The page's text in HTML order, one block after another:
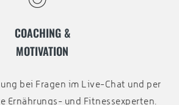
COACHING &
MOTIVATION
bei Fragen im Live-Chat und per
Ernährungs- und Fitnessexperten.